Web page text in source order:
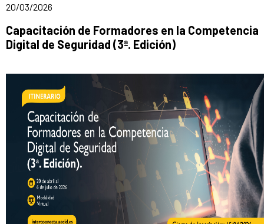
Date of publication of the news item
20/03/2026
Title of the announcement:
Capacitación de Formadores en la Competencia
Digital de Seguridad (3ª. Edición)